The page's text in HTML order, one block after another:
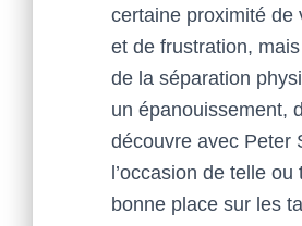
certaine proximité de
et de frustration,
de la séparation
un épanouissement,
découvre avec Peter
l’occasion de telle
bonne place sur les